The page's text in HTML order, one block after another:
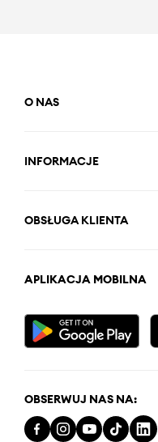
O NAS
INFORMACJE
OBSŁUGA KLIENTA
APLIKACJA MOBILNA
OBSERWUJ NAS NA: